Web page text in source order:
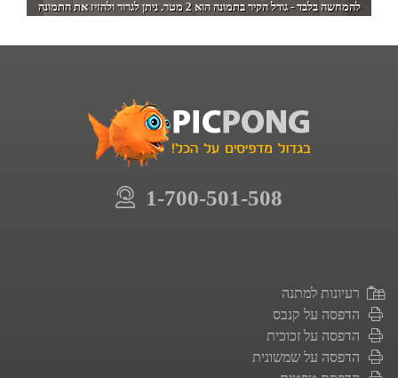
להמחשה בלבד - גודל הקיר בתמונה הוא 2 מטר. ניתן לגרור ולהזיז את התמונה
1-700-501-508
רעיונות למתנה
הדפסה על קנבס
הדפסה על זכוכית
הדפסה על שמשונית